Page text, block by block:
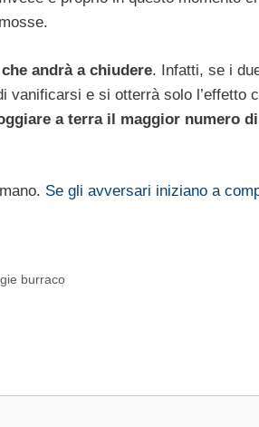
andrà a chiudere. Infatti, se i
e si otterrà solo l’effetto
a terra il maggior numero
Se gli avversari iniziano a
burraco